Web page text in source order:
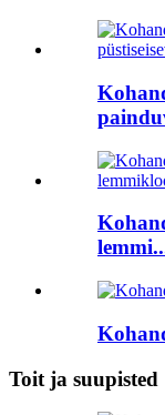
Toit ja suupisted